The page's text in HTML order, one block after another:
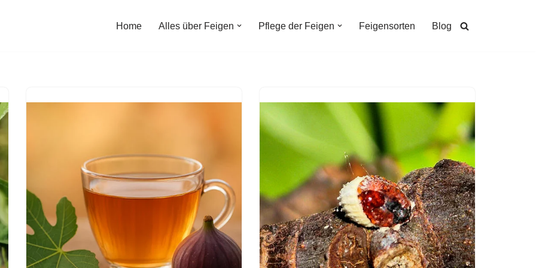
Home Alles über Feigen Pflege der Feigen Feigensorten Blog